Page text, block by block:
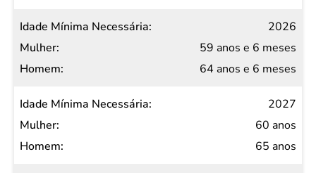
2026
59 anos e 6 meses
64 anos e 6 meses
2027
60 anos
65 anos